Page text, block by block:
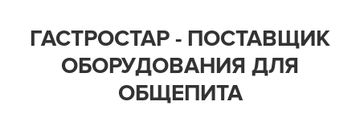
ГАСТРОСТАР - ПОСТАВЩИК
ОБОРУДОВАНИЯ ДЛЯ
ОБЩЕПИТА